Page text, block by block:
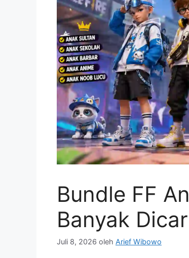
Bundle FF
Banyak
Juli 8, 2026 oleh Arief Wibowo